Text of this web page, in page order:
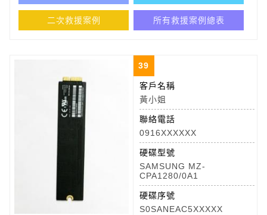
二次救援案例 所有救援案例總表
39
客戶名稱
黃小姐
聯絡電話
0916XXXXXX
硬碟型號
SAMSUNG MZ-
CPA1280/0A1
硬碟序號
S0SANEAC5XXXXX